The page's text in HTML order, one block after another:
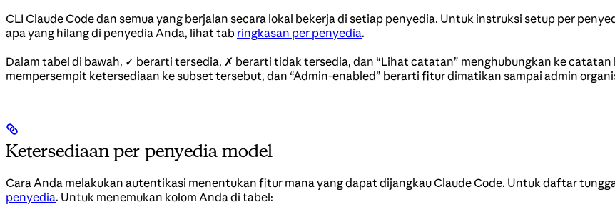
CLI Claude Code dan semua yang berjalan secara lokal bekerja di setiap penyedia. Untuk instruksi setup per
apa yang hilang di penyedia Anda, lihat tab ringkasan per penyedia.
Dalam tabel di bawah, ✓ berarti tersedia, ✗ berarti tidak tersedia, dan “Lihat catatan” menghubungkan ke
mempersempit ketersediaan ke subset tersebut, dan “Admin-enabled” berarti fitur dimatikan sampai admin
Ketersediaan per penyedia model
Cara Anda melakukan autentikasi menentukan fitur mana yang dapat dijangkau Claude Code. Untuk daftar
penyedia. Untuk menemukan kolom Anda di tabel: